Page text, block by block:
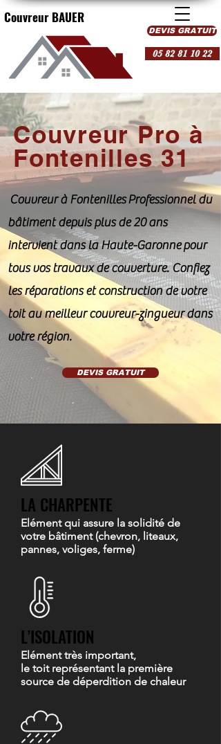
05 82 81 10 22
Couvreur BAUER
DEVIS GRATUIT
Couvreur Pro à
Fontenilles 31
Couvreur à Fontenilles Professionnel du
bâtiment depuis plus de 20 ans
intervient dans la Haute-Garonne pour
tous vos travaux de couverture. Confiez
les réparations et construction de votre
toit au meilleur couvreur-zingueur dans
votre région.
DEVIS GRATUIT
LA CHARPENTE
Elément qui assure la solidité de
votre bâtiment (chevron, liteaux,
pannes, voliges, ferme)
L’ISOLATION
Elément très important,
le toit représentant la première
source de déperdition de chaleur